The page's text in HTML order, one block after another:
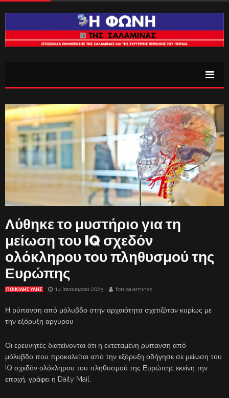
Λύθηκε το μυστήριο για τη
μείωση του IQ σχεδόν
ολόκληρου του πληθυσμού της
Ευρώπης
ΠΟΙΚΙΛΗΣ ΥΛΗΣ 14 Ιανουαρίου 2025 fonisalaminas
Η ρύπανση από μόλυβδο στην αρχαιότητα σχετιζόταν κυρίως με
την εξόρυξη αργύρου
Οι ερευνητές διατείνονται ότι η εκτεταμένη ρύπανση από
μόλυβδο που προκαλείται από την εξόρυξη οδήγησε σε μείωση του
IQ σχεδόν ολόκληρου του πληθυσμού της Ευρώπης εκείνη την
εποχή, γράφει η Daily Mail.